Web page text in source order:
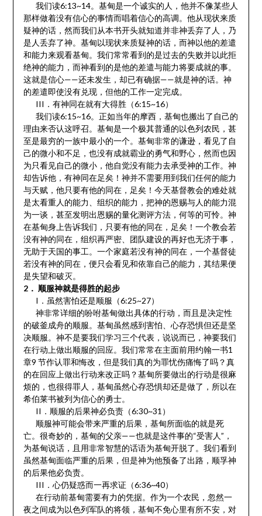
我们读6:13~14。基甸是一个诚实的人，他并不像某些人
那样做着没有信心的事情而唱着信心的高调。他从现状来质
疑神的话，然而我们从本书开头就知道并非神丢弃了人，乃
是人丢弃了神。基甸以现状来质疑神的话，而神以他的差遣
和能力来观看基甸。我们常常看到的是过去的失败并以此拒
绝神的能力，而神看到的是他的差遣与能力将要成就的事。
这就是信心——还未发生，却已有确据——就是神的话。神
的差遣即使没有兑现，但他的工作一定完成。
III．有神同在就有大得胜（6:15~16）
我们读6:15~16。正如当年的摩西，基甸也搬出了自己的
理由来否认这呼召。基甸是一个极其普通的以色列农民，甚
至是最穷的一族中最小的一个。基甸非常的谦逊，看见了自
己的微小和不足，也没有成就霸业的勇气和野心，然而也因
为只看见自己的微小，他自觉没有能力去承受神的工作。神
却告诉他，有神同在足矣！神并不需要用到我们任何的能力
与天赋，他只要有他的同在，足矣！今天基督教会的难处就
是太看重人的能力、组织的能力，把神的恩赐与人的能力混
为一谈，甚至发明出恩赐的量化测评方法，何等的可怜。神
在基甸身上告诉我们，只要有他的同在，足矣！一个教会若
没有神的同在，组织再严密、团队建设的再好也无济于事，
无助于天国的事工。一个家庭若没有神的同在，一个基督徒
若没有神的同在，便只会看见和依靠自己的能力，其结果便
是失望和破灭。
2． 顺服神就是得胜的起步
I．虽然害怕还是顺服（6:25~27）
神非常详细的吩咐基甸做出具体的行动，而且是决定性
的破釜成舟的顺服。基甸虽然感到害怕、心存恐惧但还是坚
决顺服。神不是要我们学习三个代表，说说而已，神要我们
在行动上做出顺服的回应。我们常常在主面前用约翰一书1
章9 节作认罪和悔改，但是我们真的为罪忧伤痛悔了吗？真
的在回应上做出行动来改正吗？基甸所要做出的行动是很麻
烦的，也很得罪人，基甸虽然心存恐惧却还是做了，所以在
希伯莱书被列为信心的勇士。
II．顺服的后果神必负责（6:30~31）
顺服神可能会带来严重的后果，基甸所面临的就是死
亡。很奇妙的，基甸的父亲——也就是这件事的“受害人”，
为基甸说话，且用非常智慧的话语为基甸开脱了。我们看到
虽然基甸面临严重的后果，但是神为他预备了出路，顺孚神
的后果他必负责。
III．心仍疑惑而一再求证（6:36~40）
在行动前基甸需要有力的凭据。作为一个农民，忽然一
夜之间成为以色列军队的将领，基甸不免心里有所不安，对